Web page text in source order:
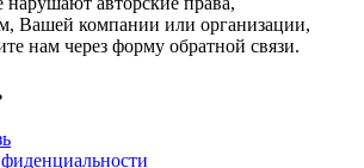
Вашей компании или организации,
нам через форму обратной связи.